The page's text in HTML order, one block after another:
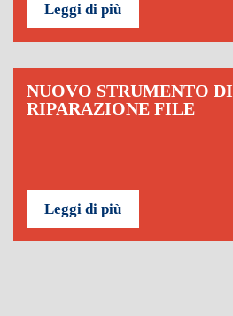
Leggi di più
NUOVO STRUMENTO DI
RIPARAZIONE FILE
Leggi di più